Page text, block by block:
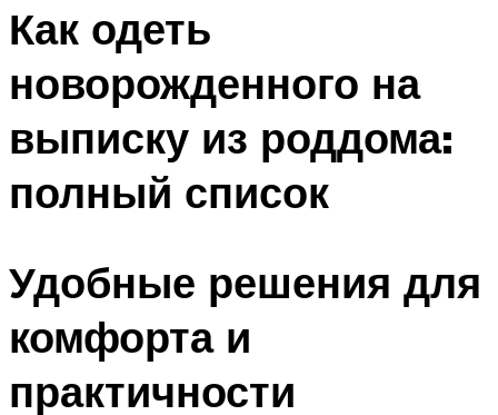
Как одеть
новорожденного на
выписку из роддома:
полный список
Удобные решения для
комфорта и
практичности